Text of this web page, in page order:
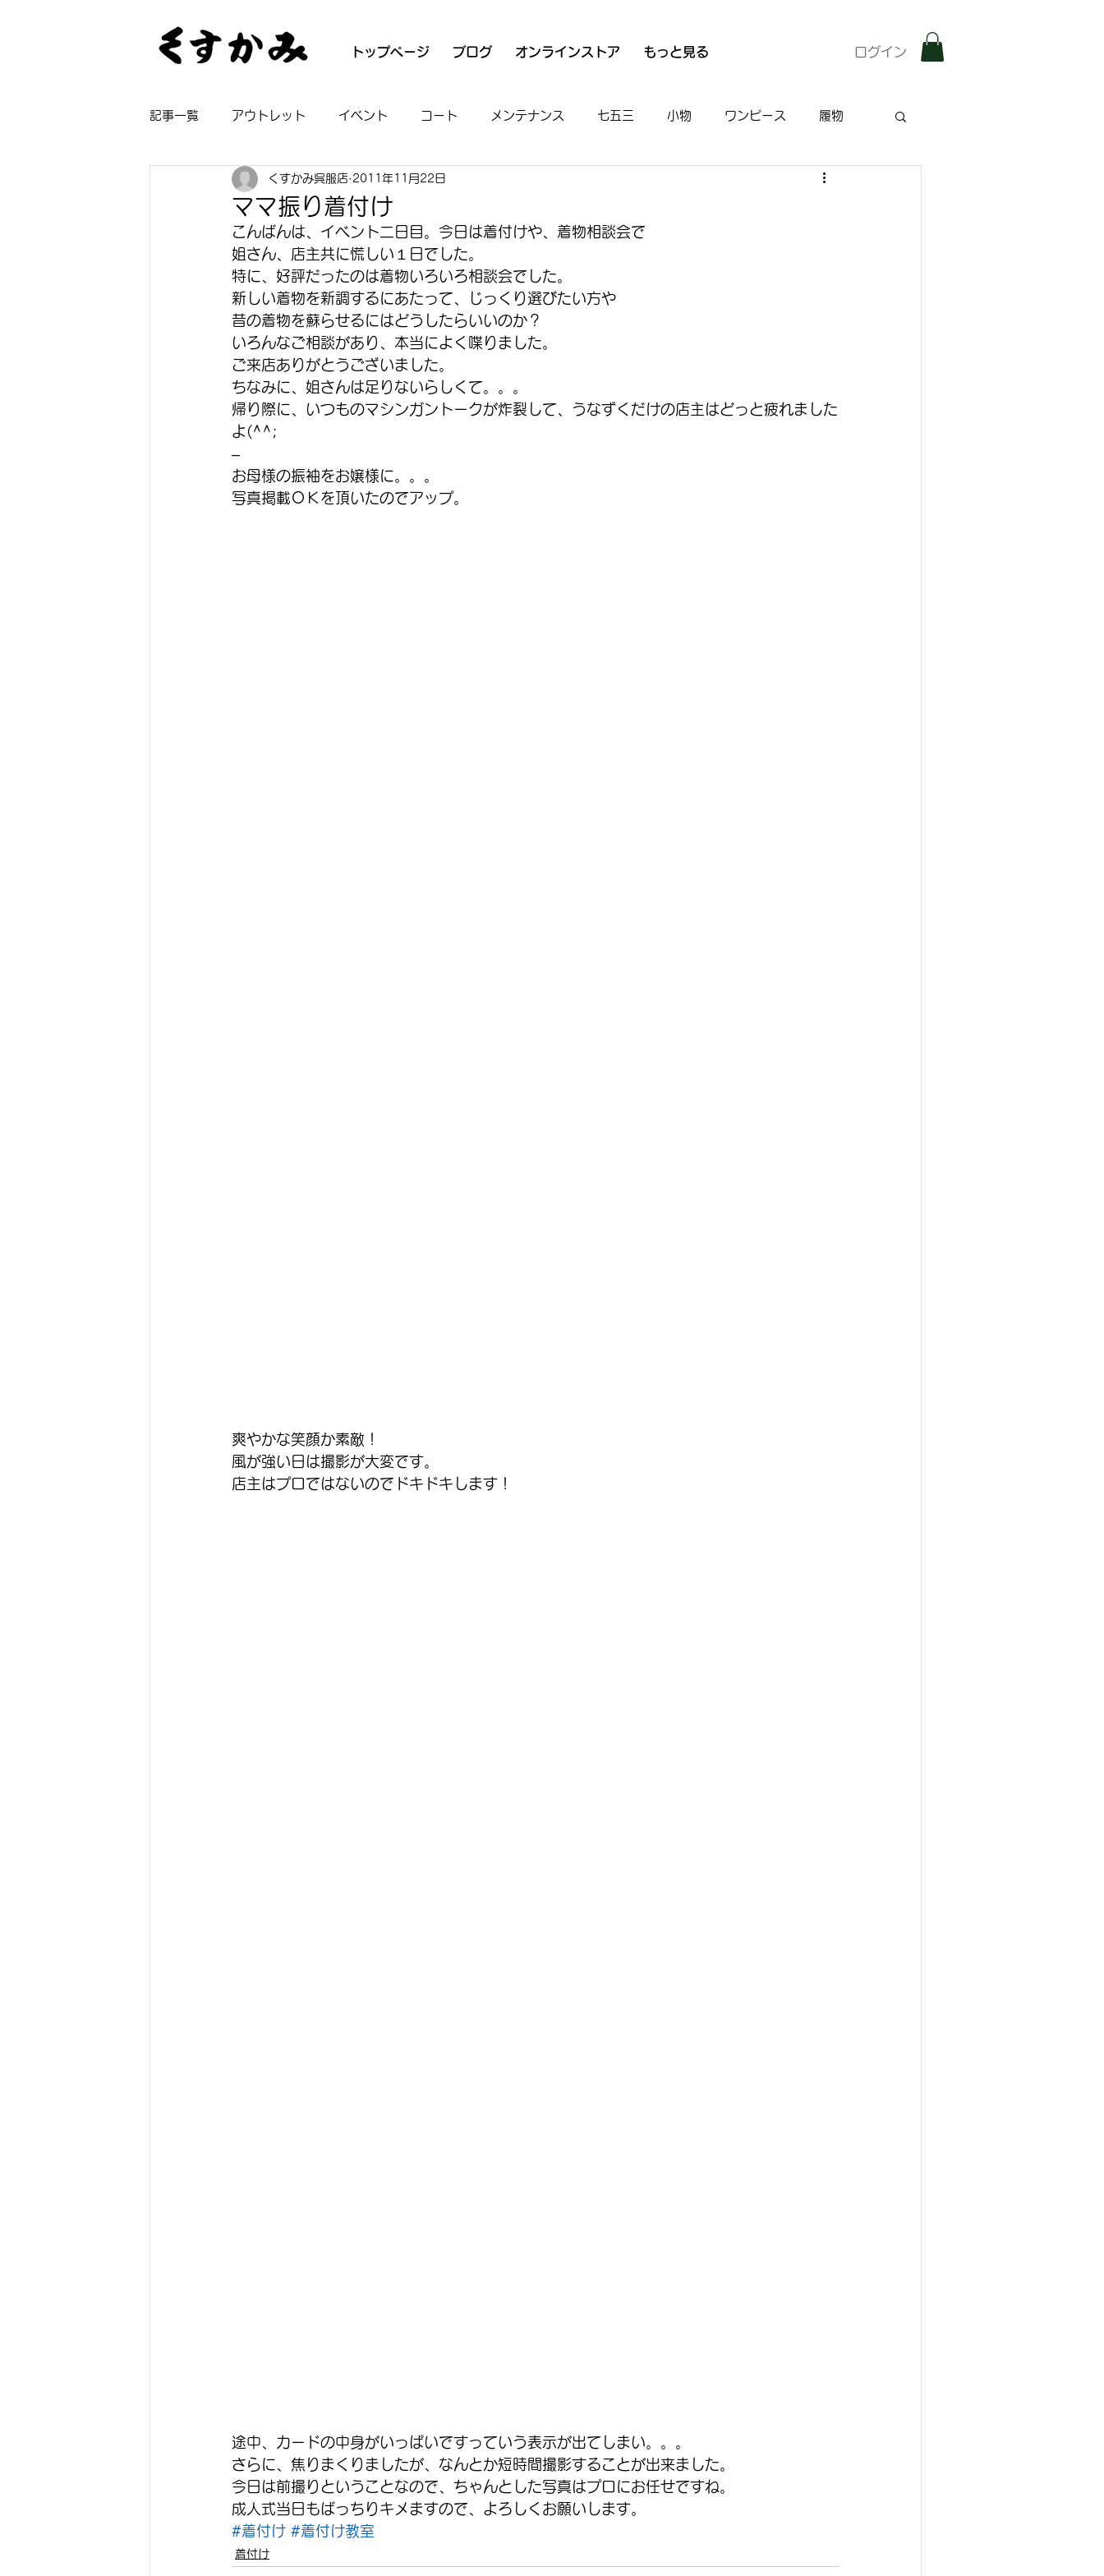
トップページ ブログ オンラインストア もっと見る ログイン
記事一覧 アウトレット イベント コート メンテナンス 七五三 小物 ワンピース 履物
着物 長襦袢 浴衣 魚河岸シャツ 特集記事
ママ振り着付け
くすかみ呉服店 2011年11月22日
こんばんは、イベント二日目。今日は着付けや、着物相談会で
姐さん、店主共に慌しい１日でした。
特に、好評だったのは着物いろいろ相談会でした。
新しい着物を新調するにあたって、じっくり選びたい方や
昔の着物を蘇らせるにはどうしたらいいのか？
いろんなご相談があり、本当によく喋りました。
ご来店ありがとうございました。
ちなみに、姐さんは足りないらしくて。。。
帰り際に、いつものマシンガントークが炸裂して、うなずくだけの店主はどっと疲れました
よ(^^;
–
お母様の振袖をお嬢様に。。。
写真掲載ＯＫを頂いたのでアップ。
爽やかな笑顔か素敵！
風が強い日は撮影が大変です。
店主はプロではないのでドキドキします！
途中、カードの中身がいっぱいですっていう表示が出てしまい。。。
さらに、焦りまくりましたが、なんとか短時間撮影することが出来ました。
今日は前撮りということなので、ちゃんとした写真はプロにお任せですね。
成人式当日もばっちりキメますので、よろしくお願いします。
#着付け #着付け教室
着付け